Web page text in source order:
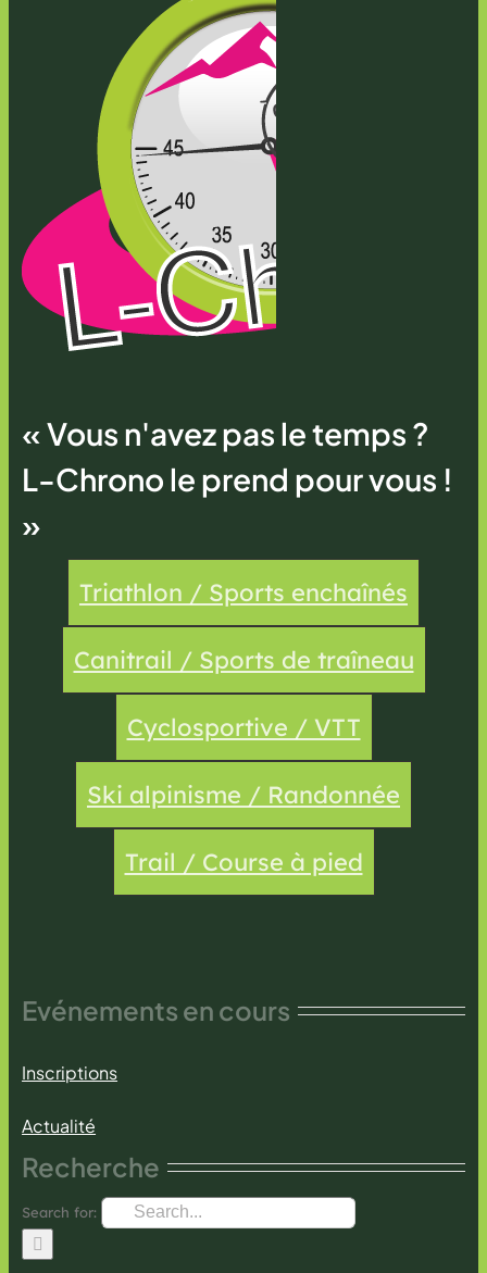
« Vous n'avez pas le temps ?
L-Chrono le prend pour vous !
»
Triathlon / Sports enchaînés
Canitrail / Sports de traîneau
Cyclosportive / VTT
Ski alpinisme / Randonnée
Trail / Course à pied
Evénements en cours
Inscriptions
Actualité
Recherche
Search for: